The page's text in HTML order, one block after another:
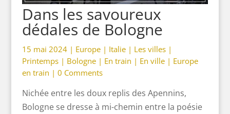
Dans les savoureux
dédales de Bologne
15 mai 2024 | Europe| Italie| Les villes|
Printemps| Bologne| En train | En ville| Europe
en train | 0 Comments
Nichée entre les doux replis des Apennins,
Bologne se dresse à mi-chemin entre la poésie